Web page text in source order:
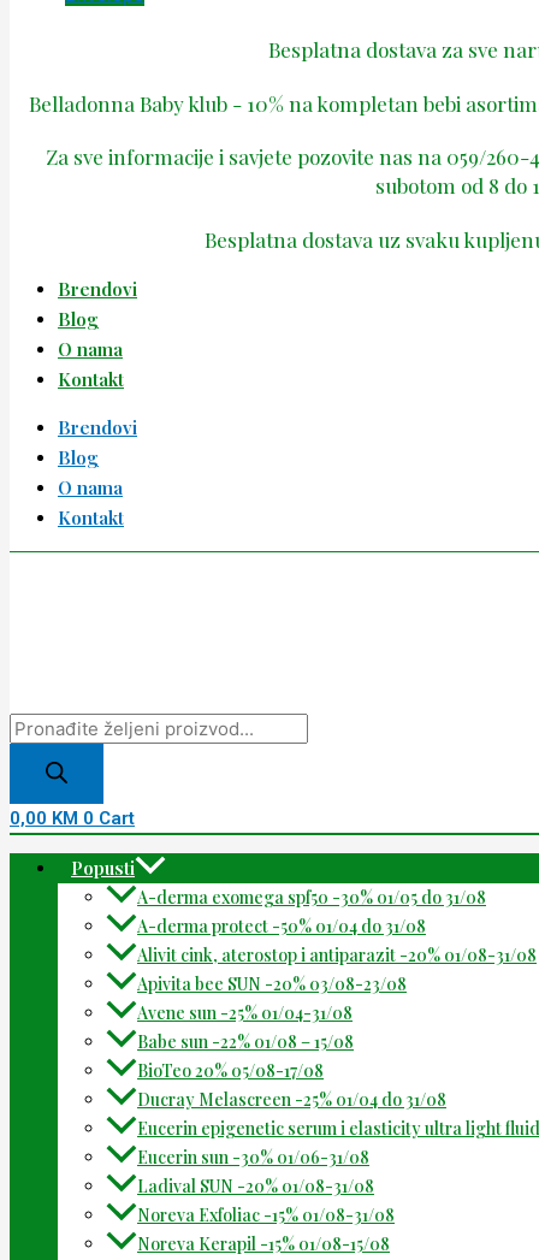
Besplatna dostava za sve
Belladonna Baby klub - 10% na kompletan bebi
Za sve informacije i savjete pozovite nas na 059/
subotom od 8 do
Besplatna dostava uz svaku
Brendovi
Blog
O nama
Kontakt
Brendovi
Blog
O nama
Kontakt
0,00 KM 0 Cart
Popusti
A-derma exomega spf50 -30% 01/05 do 31/08
A-derma protect -50% 01/04 do 31/08
Alivit cink, aterostop i antiparazit -20% 01/08-31/08
Apivita bee SUN -20% 03/08-23/08
Avene sun -25% 01/04-31/08
Babe sun -22% 01/08 – 15/08
BioTeo 20% 05/08-17/08
Ducray Melascreen -25% 01/04 do 31/08
Eucerin epigenetic serum i elasticity ultra light
Eucerin sun -30% 01/06-31/08
Ladival SUN -20% 01/08-31/08
Noreva Exfoliac -15% 01/08-31/08
Noreva Kerapil -15% 01/08-15/08